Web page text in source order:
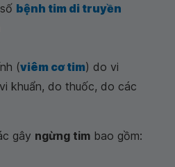
bệnh tim di truyền
(viêm cơ tim) do vi
khuẩn, do thuốc, do các
gây ngừng tim bao gồm: